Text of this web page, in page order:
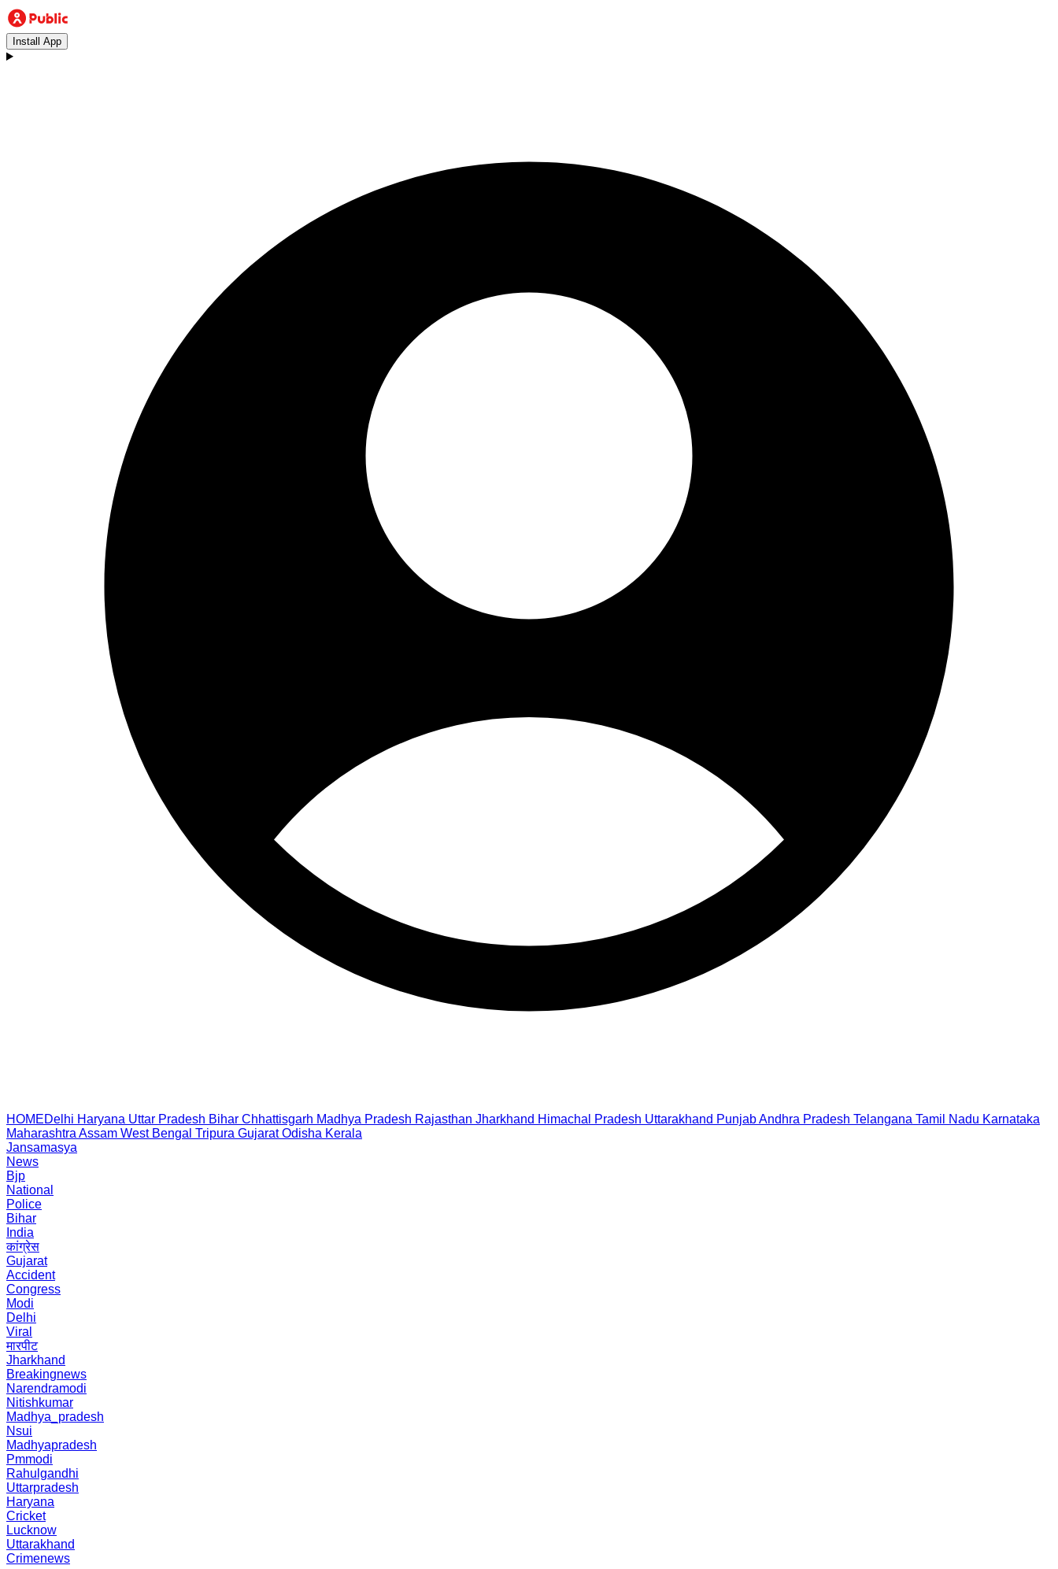
Install App
HOMEDelhi Haryana Uttar Pradesh Bihar Chhattisgarh Madhya Pradesh Rajasthan Jharkhand Himachal Pradesh Uttarakhand PunjabAndhra Pradesh Telangana Tamil Nadu Karnataka
Maharashtra Assam West Bengal Tripura Gujarat Odisha Kerala
Jansamasya
News
Bjp
National
Police
Bihar
India
कांग्रेस
Gujarat
Accident
Congress
Modi
Delhi
Viral
मारपीट
Jharkhand
Breakingnews
Narendramodi
Nitishkumar
Madhya_pradesh
Nsui
Madhyapradesh
Pmmodi
Rahulgandhi
Uttarpradesh
Haryana
Cricket
Lucknow
Uttarakhand
Crimenews